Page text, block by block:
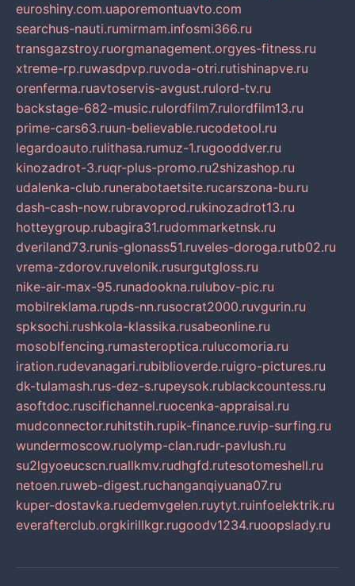
euroshiny.com.uaporemontuavto.com
searchus-nauti.rumirmam.infosmi366.ru
transgazstroy.ruorgmanagement.orgyes-fitness.ru
xtreme-rp.ruwasdpvp.ruvoda-otri.rutishinapve.ru
orenferma.ruavtoservis-avgust.rulord-tv.ru
backstage-682-music.rulordfilm7.rulordfilm13.ru
prime-cars63.ruun-believable.rucodetool.ru
legardoauto.rulithasa.rumuz-1.rugooddver.ru
kinozadrot-3.ruqr-plus-promo.ru2shizashop.ru
udalenka-club.runerabotaetsite.rucarszona-bu.ru
dash-cash-now.rubravoprod.rukinozadrot13.ru
hotteygroup.rubagira31.rudommarketnsk.ru
dveriland73.runis-glonass51.ruveles-doroga.rutb02.ru
vrema-zdorov.ruvelonik.rusurgutgloss.ru
nike-air-max-95.runadookna.rulubov-pic.ru
mobilreklama.rupds-nn.rusocrat2000.ruvgurin.ru
spksochi.rushkola-klassika.rusabeonline.ru
mosoblfencing.rumasteroptica.rulucomoria.ru
iration.rudevanagari.rubiblioverde.ruigro-pictures.ru
dk-tulamash.rus-dez-s.rupeysok.rublackcountess.ru
asoftdoc.ruscifichannel.ruocenka-appraisal.ru
mudconnector.ruhitstih.rupik-finance.ruvip-surfing.ru
wundermoscow.ruolymp-clan.rudr-pavlush.ru
su2lgyoeucscn.ruallkmv.rudhgfd.rutesotomeshell.ru
netoen.ruweb-digest.ruchanganqiyuana07.ru
kuper-dostavka.ruedemvgelen.ruytyt.ruinfoelektrik.ru
everafterclub.orgkirillkgr.rugoodv1234.ruoopslady.ru